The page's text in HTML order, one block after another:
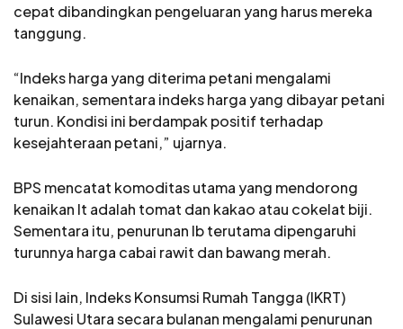
cepat dibandingkan pengeluaran yang harus mereka
tanggung.
“Indeks harga yang diterima petani mengalami
kenaikan, sementara indeks harga yang dibayar petani
turun. Kondisi ini berdampak positif terhadap
kesejahteraan petani,” ujarnya.
BPS mencatat komoditas utama yang mendorong
kenaikan It adalah tomat dan kakao atau cokelat biji.
Sementara itu, penurunan Ib terutama dipengaruhi
turunnya harga cabai rawit dan bawang merah.
Di sisi lain, Indeks Konsumsi Rumah Tangga (IKRT)
Sulawesi Utara secara bulanan mengalami penurunan